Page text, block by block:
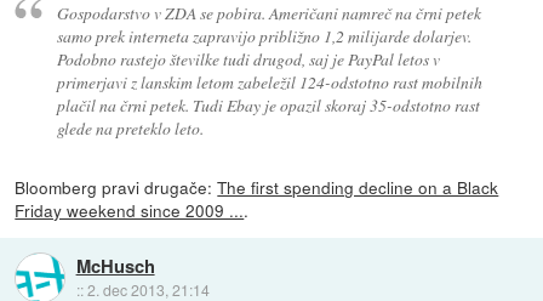
Gospodarstvo v ZDA se pobira. Američani namreč na črni petek
samo prek interneta zapravijo približno 1,2 milijarde dolarjev.
Podobno rastejo številke tudi drugod, saj je PayPal letos v
primerjavi z lanskim letom zabeležil 124-odstotno rast mobilnih
plačil na črni petek. Tudi Ebay je opazil skoraj 35-odstotno rast
glede na preteklo leto.
Bloomberg pravi drugače:The first spending decline on a Black
Friday weekend since 2009 ....
McHusch
::2. dec 2013, 21:14